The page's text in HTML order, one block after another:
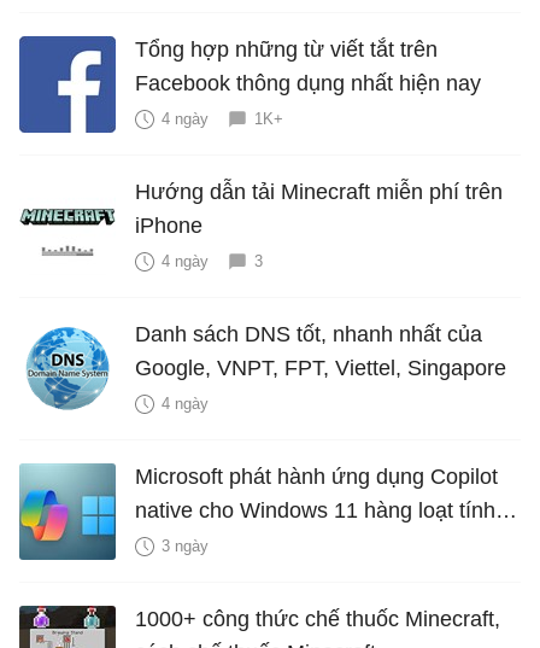
Tổng hợp những từ viết tắt trên
Facebook thông dụng nhất hiện nay
4 ngày 1K+
Hướng dẫn tải Minecraft miễn phí trên
iPhone
4 ngày 3
Danh sách DNS tốt, nhanh nhất của
Google, VNPT, FPT, Viettel, Singapore
4 ngày
Microsoft phát hành ứng dụng Copilot
native cho Windows 11 hàng loạt tính
năng mới Hữu Ích
3 ngày
1000+ công thức chế thuốc Minecraft,